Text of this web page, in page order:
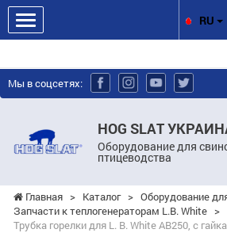
Мы в соцсетях:
HOG SLAT
Оборудование для
птицеводства
RU
Главная > Каталог > Оборудование
Запчасти к теплогенераторам L.B. White >
Трубка горелки для L. B. White AВ250, с